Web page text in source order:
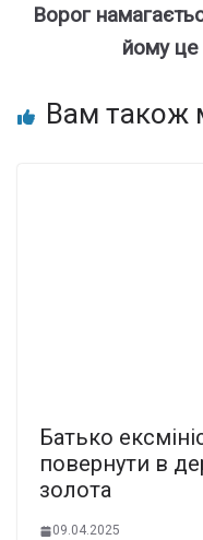
Ворог
йому це
Вам також
Батько
повернути в
золота
09.04.2025